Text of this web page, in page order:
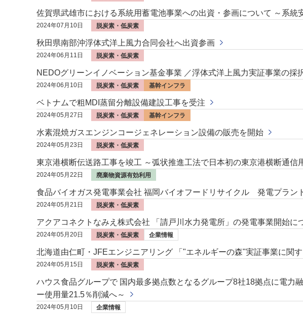
佐賀県武雄市における系統用蓄電池事業への出資・参画について ～系
2024年07月10日 脱炭素・低炭素
秋田県南部沖浮体式洋上風力合同会社へ出資参画
2024年06月11日 脱炭素・低炭素
NEDOグリーンイノベーション基金事業 ／浮体式洋上風力実証事業の採
2024年06月10日 脱炭素・低炭素 基幹インフラ
ベトナムで粗MDI蒸留分離設備建設工事を受注
2024年05月27日 脱炭素・低炭素 基幹インフラ
水素混焼ガスエンジンコージェネレーション設備の販売を開始
2024年05月23日 脱炭素・低炭素
東京港横断伝送路工事を竣工 ～弧状推進工法で日本初の東京港横断通信
2024年05月22日 廃棄物資源有効利用
食品バイオガス発電事業会社 福岡バイオフードリサイクル 発電プラン
2024年05月21日 脱炭素・低炭素
アクアコネクトなみえ株式会社 「請戸川水力発電所」の発電事業開始に
2024年05月20日 脱炭素・低炭素 企業情報
北海道由仁町・JFEエンジニアリング 「"エネルギーの森"実証事業に関
2024年05月15日 脱炭素・低炭素
ハウス食品グループで 国内最多拠点数となるグループ8社18拠点に電力
ー使用量21.5％削減へ～
2024年05月10日 企業情報